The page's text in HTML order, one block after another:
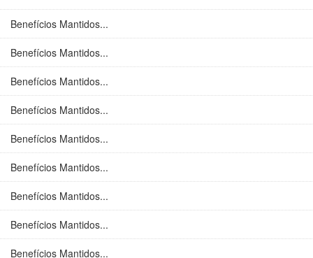
Benefícios Mantidos...
Benefícios Mantidos...
Benefícios Mantidos...
Benefícios Mantidos...
Benefícios Mantidos...
Benefícios Mantidos...
Benefícios Mantidos...
Benefícios Mantidos...
Benefícios Mantidos...